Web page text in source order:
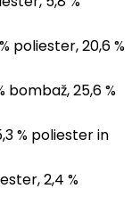
poliester, 20,6 %
bombaž, 25,6 %
% poliester in
2,4 %